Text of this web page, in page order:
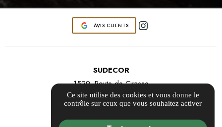
AVIS CLIENTS
SUDECOR
1529, Route de Grasse
06220 VALLAURIS
contact@sudecor.fr
04 12 16 05 90
Ce site utilise des cookies et vous donne le
contrôle sur ceux que vous souhaitez activer